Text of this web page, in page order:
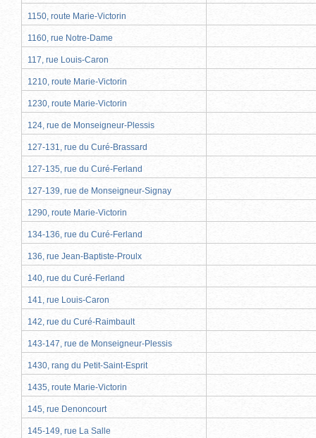
1150, route Marie-Victorin
1160, rue Notre-Dame
117, rue Louis-Caron
1210, route Marie-Victorin
1230, route Marie-Victorin
124, rue de Monseigneur-Plessis
127-131, rue du Curé-Brassard
127-135, rue du Curé-Ferland
127-139, rue de Monseigneur-Signay
1290, route Marie-Victorin
134-136, rue du Curé-Ferland
136, rue Jean-Baptiste-Proulx
140, rue du Curé-Ferland
141, rue Louis-Caron
142, rue du Curé-Raimbault
143-147, rue de Monseigneur-Plessis
1430, rang du Petit-Saint-Esprit
1435, route Marie-Victorin
145, rue Denoncourt
145-149, rue La Salle